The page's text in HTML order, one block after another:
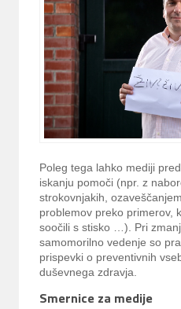
Poleg tega lahko mediji
iskanju pomoči (npr. z
strokovnjakih,
problemov preko primerov,
soočili s stisko …). Pri
samomorilno vedenje so
prispevki o preventivnih
duševnega zdravja.
Smernice za medije